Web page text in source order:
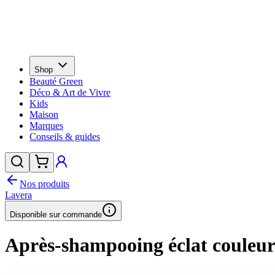
Shop
Beauté Green
Déco & Art de Vivre
Kids
Maison
Marques
Conseils & guides
Nos produits
Lavera
Disponible sur commande
Après-shampooing éclat